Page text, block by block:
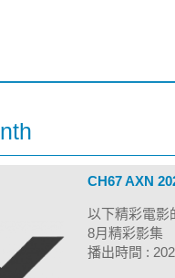
CH67 AXN
以下精彩電影
8月精彩影集
播出時間 :